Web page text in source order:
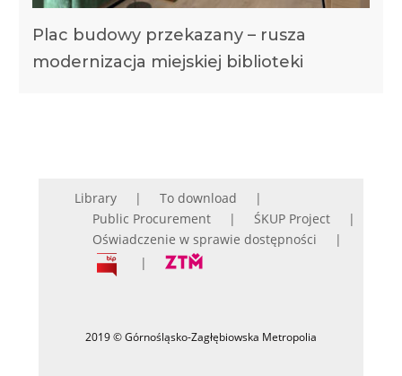
Plac budowy przekazany – rusza
modernizacja miejskiej biblioteki
Library
To download
Public Procurement
ŚKUP Project
Oświadczenie w sprawie dostępności
2019 © Górnośląsko-Zagłębiowska Metropolia